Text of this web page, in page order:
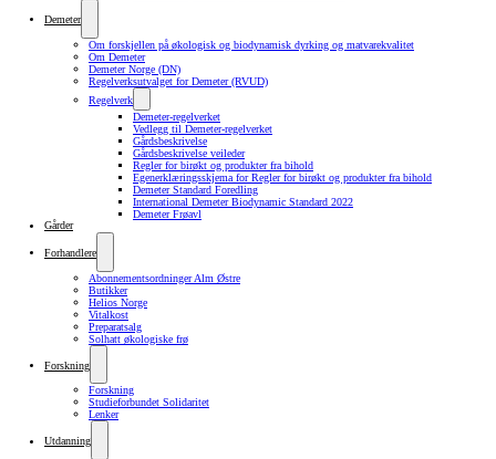
Demeter
Om forskjellen på økologisk og biodynamisk dyrking og matvarekvalitet
Om Demeter
Demeter Norge (DN)
Regelverksutvalget for Demeter (RVUD)
Regelverk
Demeter-regelverket
Vedlegg til Demeter-regelverket
Gårdsbeskrivelse
Gårdsbeskrivelse veileder
Regler for birøkt og produkter fra bihold
Egenerklæringsskjema for Regler for birøkt og produkter fra bihold
Demeter Standard Foredling
International Demeter Biodynamic Standard 2022
Demeter Frøavl
Gårder
Forhandlere
Abonnementsordninger Alm Østre
Butikker
Helios Norge
Vitalkost
Preparatsalg
Solhatt økologiske frø
Forskning
Forskning
Studieforbundet Solidaritet
Lenker
Utdanning